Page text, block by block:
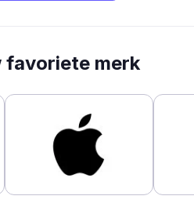
favoriete merk